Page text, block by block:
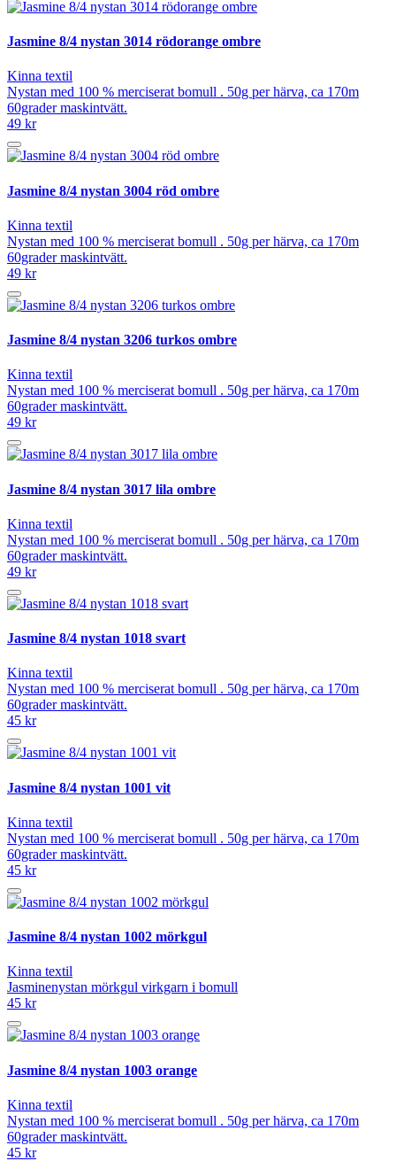
Jasmine 8/4 nystan 3014 rödorange ombre
Kinna textil
Nystan med 100 % merciserat bomull . 50g per härva, ca 170m
60grader maskintvätt.
49 kr
Jasmine 8/4 nystan 3004 röd ombre
Kinna textil
Nystan med 100 % merciserat bomull . 50g per härva, ca 170m
60grader maskintvätt.
49 kr
Jasmine 8/4 nystan 3206 turkos ombre
Kinna textil
Nystan med 100 % merciserat bomull . 50g per härva, ca 170m
60grader maskintvätt.
49 kr
Jasmine 8/4 nystan 3017 lila ombre
Kinna textil
Nystan med 100 % merciserat bomull . 50g per härva, ca 170m
60grader maskintvätt.
49 kr
Jasmine 8/4 nystan 1018 svart
Kinna textil
Nystan med 100 % merciserat bomull . 50g per härva, ca 170m
60grader maskintvätt.
45 kr
Jasmine 8/4 nystan 1001 vit
Kinna textil
Nystan med 100 % merciserat bomull . 50g per härva, ca 170m
60grader maskintvätt.
45 kr
Jasmine 8/4 nystan 1002 mörkgul
Kinna textil
Jasminenystan mörkgul virkgarn i bomull
45 kr
Jasmine 8/4 nystan 1003 orange
Kinna textil
Nystan med 100 % merciserat bomull . 50g per härva, ca 170m
60grader maskintvätt.
45 kr